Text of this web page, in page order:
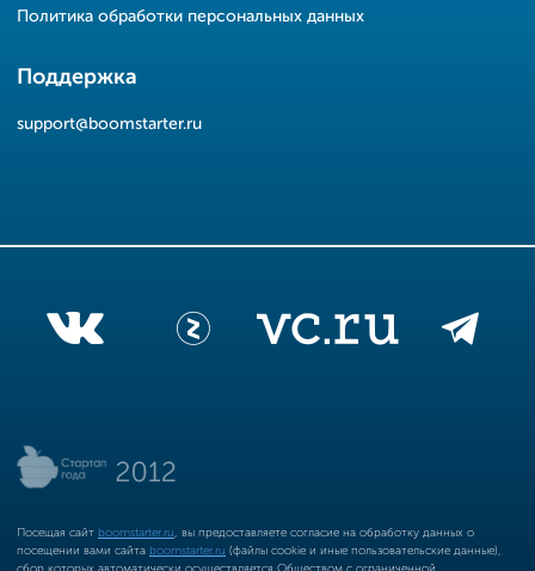
Политика обработки персональных данных
Поддержка
support@boomstarter.ru
Посещая сайт boomstarter.ru , вы предоставляете согласие на обработку данных о
посещении вами сайта boomstarter.ru (файлы cookie и иные пользовательские данные),
сбор которых автоматически осуществляется Обществом с ограниченной